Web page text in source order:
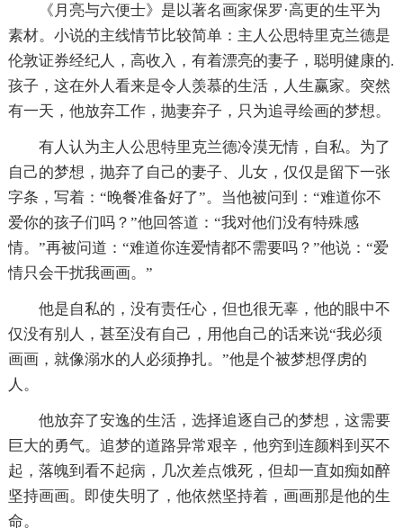
《月亮与六便士》是以著名画家保罗·高更的生平为
素材。小说的主线情节比较简单：主人公思特里克兰德是
伦敦证券经纪人，高收入，有着漂亮的妻子，聪明健康的.
孩子，这在外人看来是令人羡慕的生活，人生赢家。突然
有一天，他放弃工作，抛妻弃子，只为追寻绘画的梦想。
有人认为主人公思特里克兰德冷漠无情，自私。为了
自己的梦想，抛弃了自己的妻子、儿女，仅仅是留下一张
字条，写着：“晚餐准备好了”。当他被问到：“难道你不
爱你的孩子们吗？”他回答道：“我对他们没有特殊感
情。”再被问道：“难道你连爱情都不需要吗？”他说：“爱
情只会干扰我画画。”
他是自私的，没有责任心，但也很无辜，他的眼中不
仅没有别人，甚至没有自己，用他自己的话来说“我必须
画画，就像溺水的人必须挣扎。”他是个被梦想俘虏的
人。
他放弃了安逸的生活，选择追逐自己的梦想，这需要
巨大的勇气。追梦的道路异常艰辛，他穷到连颜料到买不
起，落魄到看不起病，几次差点饿死，但却一直如痴如醉
坚持画画。即使失明了，他依然坚持着，画画那是他的生
命。